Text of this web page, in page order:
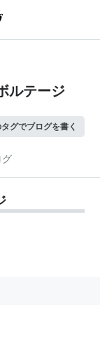
ルテージ
グでブログを書く
グ